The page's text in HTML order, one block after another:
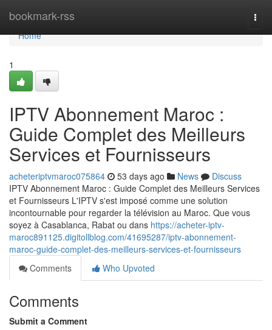
bookmark-rss
Home
Home
1
IPTV Abonnement Maroc :
Guide Complet des Meilleurs
Services et Fournisseurs
acheteriptvmaroc075864 53 days ago News
Discuss
IPTV Abonnement Maroc : Guide Complet des Meilleurs Services
et Fournisseurs L'IPTV s'est imposé comme une solution
incontournable pour regarder la télévision au Maroc. Que vous
soyez à Casablanca, Rabat ou dans https://acheter-iptv-
maroc891125.digitollblog.com/41695287/iptv-abonnement-
maroc-guide-complet-des-meilleurs-services-et-fournisseurs
Comments
Who Upvoted
Comments
Submit a Comment